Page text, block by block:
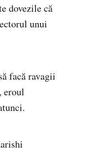
dovezile că
unui
facă ravagii
eroul